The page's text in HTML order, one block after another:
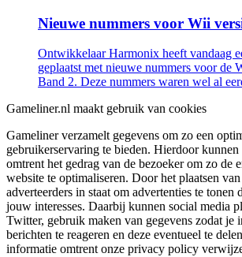
Nieuwe nummers voor Wii
Ontwikkelaar Harmonix heeft vandaag
geplaatst met nieuwe nummers voor de
Band 2. Deze nummers waren wel al
Gameliner.nl maakt gebruik van cookies
Gameliner verzamelt gegevens om zo een
gebruikerservaring te bieden. Hierdoor
omtrent het gedrag van de bezoeker om zo de
website te optimaliseren. Door het plaatsen
adverteerders in staat om advertenties te tonen
jouw interesses. Daarbij kunnen social media
Twitter, gebruik maken van gegevens zodat je
berichten te reageren en deze eventueel te
informatie omtrent onze privacy policy